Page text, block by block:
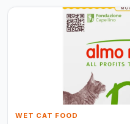
WET CAT FOOD